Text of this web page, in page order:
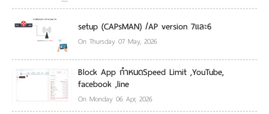
setup (CAPsMAN) /AP version 7และ6
On Thursday 07 May, 2026
Block App กำหนดSpeed Limit ,YouTube,
facebook ,line
On Monday 06 Apr, 2026